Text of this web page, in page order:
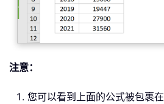
注意：
您可以看到上面的公式被包裹在